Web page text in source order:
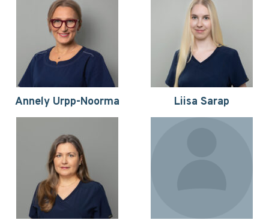
Annely Urpp-Noorma Liisa Sarap